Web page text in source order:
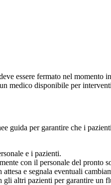
essere fermato nel momento
medico disponibile per
per garantire che i
e i pazienti.
con il personale del pronto
e segnala eventuali
altri pazienti per garantire un